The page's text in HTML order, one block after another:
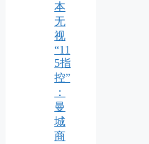
本
无
视
“11
5指
控”
：
曼
城
商